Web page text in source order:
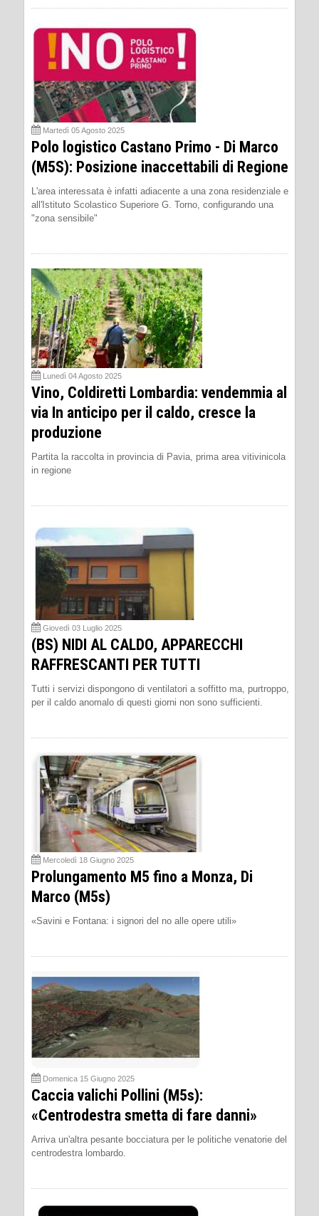
Martedì 05 Agosto 2025
Polo logistico Castano Primo - Di Marco
(M5S): Posizione inaccettabili di Regione
L'area interessata è infatti adiacente a una zona residenziale e
all'Istituto Scolastico Superiore G. Torno, configurando una
"zona sensibile"
Lunedì 04 Agosto 2025
Vino, Coldiretti Lombardia: vendemmia al
via In anticipo per il caldo, cresce la
produzione
Partita la raccolta in provincia di Pavia, prima area vitivinicola
in regione
Giovedì 03 Luglio 2025
(BS) NIDI AL CALDO, APPARECCHI
RAFFRESCANTI PER TUTTI
Tutti i servizi dispongono di ventilatori a soffitto ma, purtroppo,
per il caldo anomalo di questi giorni non sono sufficienti.
Mercoledì 18 Giugno 2025
Prolungamento M5 fino a Monza, Di
Marco (M5s)
«Savini e Fontana: i signori del no alle opere utili»
Domenica 15 Giugno 2025
Caccia valichi Pollini (M5s):
«Centrodestra smetta di fare danni»
Arriva un'altra pesante bocciatura per le politiche venatorie del
centrodestra lombardo.